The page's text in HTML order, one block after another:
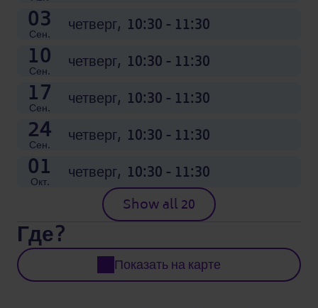
03
Сен. четверг, 10:30 - 11:30
10
Сен. четверг, 10:30 - 11:30
17
Сен. четверг, 10:30 - 11:30
24
Сен. четверг, 10:30 - 11:30
01
Окт. четверг, 10:30 - 11:30
Show all 20
Где?
Показать на карте